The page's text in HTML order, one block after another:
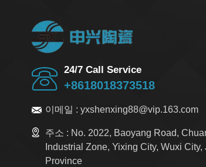
24/7 Call Service
+8618018373518
이메일 :yxshenxing88@vip.163.com
주소 : No. 2022, Baoyang Road,
Industrial Zone, Yixing City, Wuxi City,
Province